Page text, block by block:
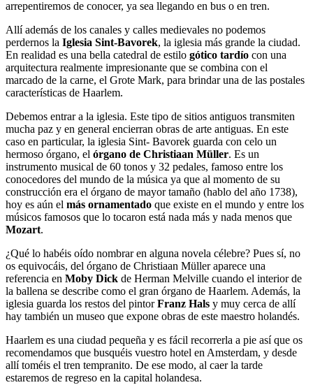
arrepentiremos de conocer, ya sea llegando en bus o en tren.
Allí además de los canales y calles medievales no podemos
perdernos la Iglesia Sint-Bavorek, la iglesia más grande la ciudad.
En realidad es una bella catedral de estilo gótico tardío con una
arquitectura realmente impresionante que se combina con el
marcado de la carne, el Grote Mark, para brindar una de las postales
características de Haarlem.
Debemos entrar a la iglesia. Este tipo de sitios antiguos transmiten
mucha paz y en general encierran obras de arte antiguas. En este
caso en particular, la iglesia Sint- Bavorek guarda con celo un
hermoso órgano, el órgano de Christiaan Müller. Es un
instrumento musical de 60 tonos y 32 pedales, famoso entre los
conocedores del mundo de la música ya que al momento de su
construcción era el órgano de mayor tamaño (hablo del año 1738),
hoy es aún el más ornamentado que existe en el mundo y entre los
músicos famosos que lo tocaron está nada más y nada menos que
Mozart.
¿Qué lo habéis oído nombrar en alguna novela célebre? Pues sí, no
os equivocáis, del órgano de Christiaan Müller aparece una
referencia en Moby Dick de Herman Melville cuando el interior de
la ballena se describe como el gran órgano de Haarlem. Además, la
iglesia guarda los restos del pintorFranz Hals y muy cerca de allí
hay también un museo que expone obras de este maestro holandés.
Haarlem es una ciudad pequeña y es fácil recorrerla a pie así que os
recomendamos que busquéis vuestro hotel en Amsterdam, y desde
allí toméis el tren tempranito. De ese modo, al caer la tarde
estaremos de regreso en la capital holandesa.